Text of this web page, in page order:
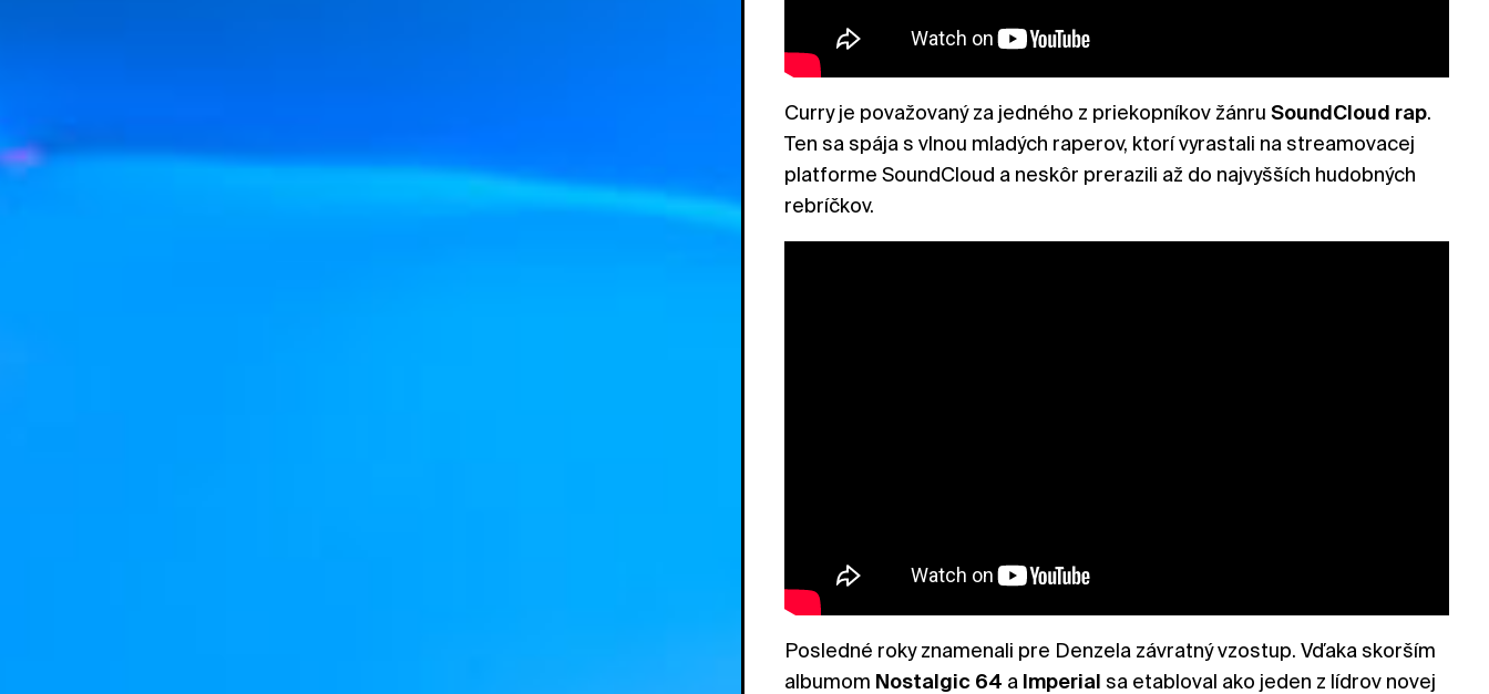
Curry je považovaný za jedného z priekopníkov žánru SoundCloud rap.
Ten sa spája s vlnou mladých raperov, ktorí vyrastali na streamovacej
platforme SoundCloud a neskôr prerazili až do najvyšších hudobných
rebríčkov.
Posledné roky znamenali pre Denzela závratný vzostup. Vďaka skorším
albumom Nostalgic 64 a Imperial sa etabloval ako jeden z lídrov novej